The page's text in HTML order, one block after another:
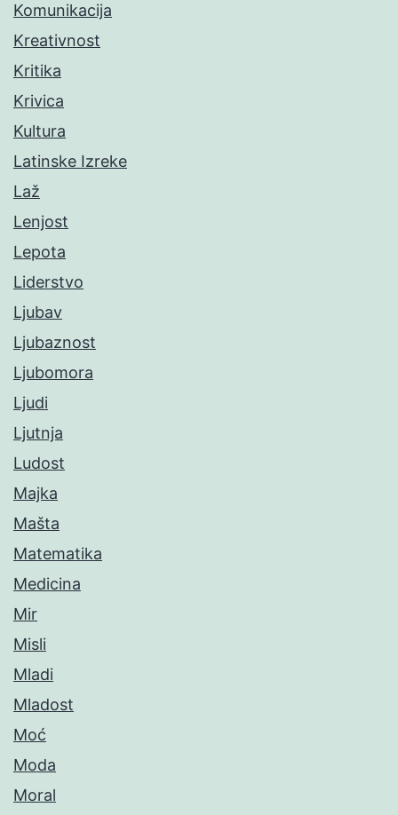
Komunikacija
Kreativnost
Kritika
Krivica
Kultura
Latinske Izreke
Laž
Lenjost
Lepota
Liderstvo
Ljubav
Ljubaznost
Ljubomora
Ljudi
Ljutnja
Ludost
Majka
Mašta
Matematika
Medicina
Mir
Misli
Mladi
Mladost
Moć
Moda
Moral